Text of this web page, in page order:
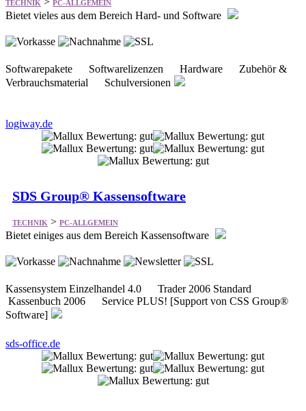
TECHNIK PC-ALLGEMEIN
Bietet vieles aus dem Bereich Hard- und Software
Softwarepakete Softwarelizenzen Hardware Zubehör &
Verbrauchsmaterial Schulversionen
logiway.de
SDS Group® Kassensoftware
TECHNIK > PC-ALLGEMEIN
Bietet einiges aus dem Bereich Kassensoftware
Kassensystem Einzelhandel 4.0 Trader 2006 Standard
Kassenbuch 2006 Service PLUS! [Support von CSS Group®
Software]
sds-office.de